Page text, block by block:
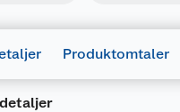
Produktomtaler